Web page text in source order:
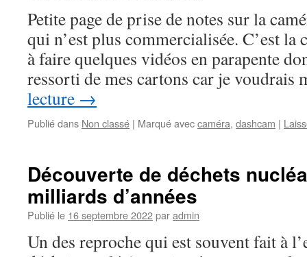
Petite page de prise de notes sur la
qui n’est plus commercialisée. C’est la
à faire quelques vidéos en parapente
ressorti de mes cartons car je
lecture →
Publié dans Non classé | Marqué aveccaméra, dashcam |
Découverte de déchets
milliards d’années
Publié le 16 septembre 2022paradmin
Un des reproche qui est souvent fait à